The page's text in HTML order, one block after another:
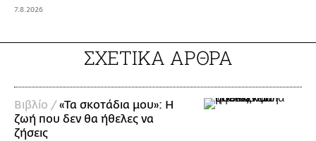
7.8.2026
ΣΧΕΤΙΚΑ ΑΡΘΡΑ
Βιβλίο / «Τα σκοτάδια μου»: Η
ζωή που δεν θα ήθελες να
ζήσεις